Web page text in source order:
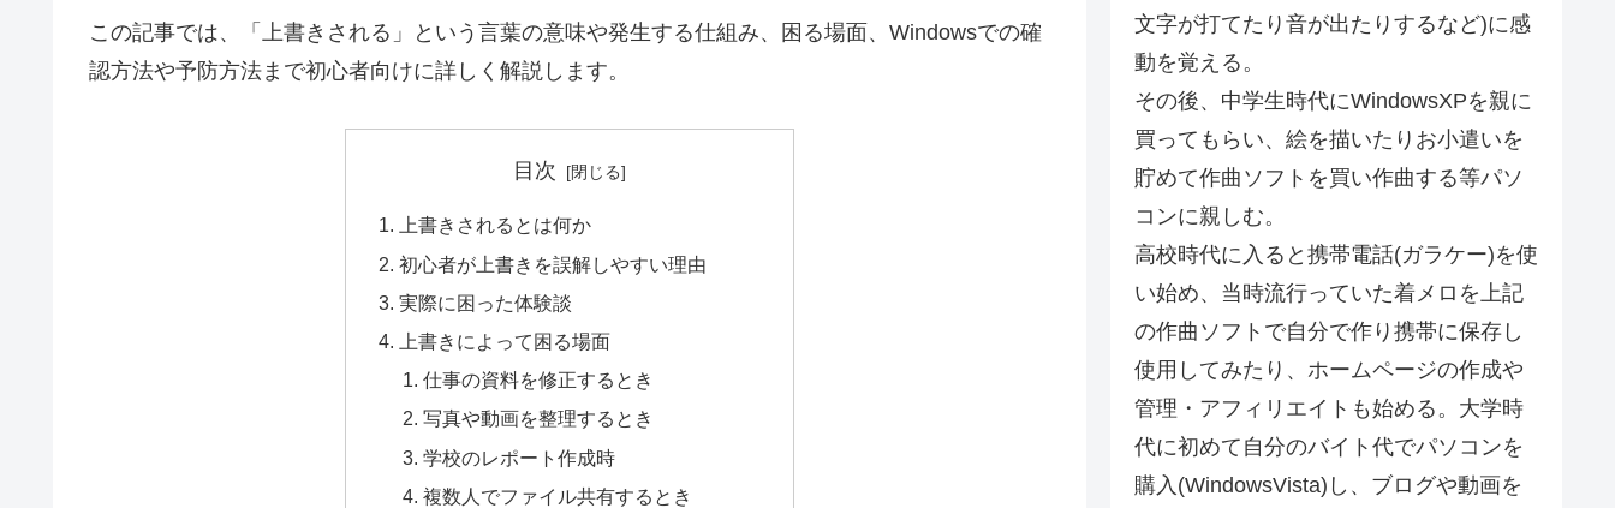
この記事では、「上書きされる」という言葉の意味や発生する仕組み、困る場面、Windowsでの確
認方法や予防方法まで初心者向けに詳しく解説します。
目次
上書きされるとは何か
初心者が上書きを誤解しやすい理由
実際に困った体験談
上書きによって困る場面
仕事の資料を修正するとき
写真や動画を整理するとき
学校のレポート作成時
複数人でファイル共有するとき
文字が打てたり音が出たりするなど)に感
動を覚える。
その後、中学生時代にWindowsXPを親に
買ってもらい、絵を描いたりお小遣いを
貯めて作曲ソフトを買い作曲する等パソ
コンに親しむ。
高校時代に入ると携帯電話(ガラケー)を使
い始め、当時流行っていた着メロを上記
の作曲ソフトで自分で作り携帯に保存し
使用してみたり、ホームページの作成や
管理・アフィリエイトも始める。大学時
代に初めて自分のバイト代でパソコンを
購入(WindowsVista)し、ブログや動画を